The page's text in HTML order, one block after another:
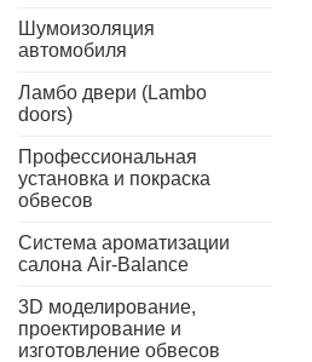
Шумоизоляция
автомобиля
Ламбо двери (Lambo
doors)
Профессиональная
установка и покраска
обвесов
Система ароматизации
салона Air-Balance
3D моделирование,
проектирование и
изготовление обвесов